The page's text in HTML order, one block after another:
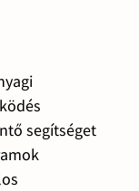
segítséget